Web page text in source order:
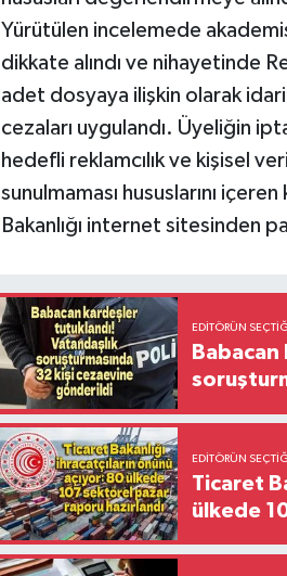
Yürütülen incelemede
dikkate alındı ve nihayetinde
adet dosyaya ilişkin olarak
cezaları uygulandı. Üyeliğin
hedefli reklamcılık ve kişisel
sunulmaması hususlarını
Bakanlığı internet sitesinden
EDITÖRÜN SEÇTIĞI
EDITÖRÜN SEÇTIĞI
Ticaret
ülkede